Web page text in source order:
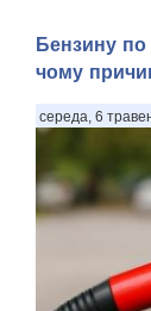
Бензину по
чому
середа, 6